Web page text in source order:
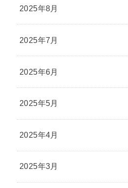
2025年8月
2025年7月
2025年6月
2025年5月
2025年4月
2025年3月